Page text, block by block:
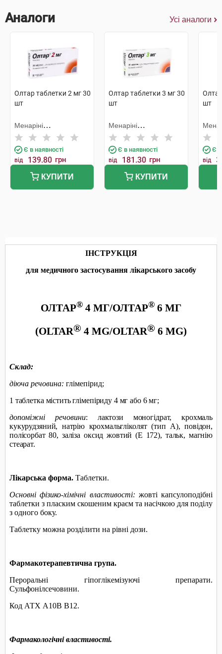
Аналоги Усі аналоги
Олтар таблетки 2 мг 30
шт
Менаріні
Мануфактурінг
Є в наявності
від 139.80 грн
КУПИТИ
Олтар таблетки 3 мг 30
шт
Менаріні
Мануфактурінг
Є в наявності
від 181.30 грн
КУПИТИ
шт
Є в
від